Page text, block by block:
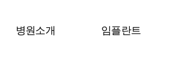
병원소개 임플란트